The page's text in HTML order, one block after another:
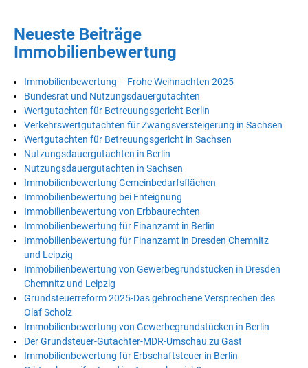
Neueste Beiträge
Immobilienbewertung
Immobilienbewertung – Frohe Weihnachten 2025
Bundesrat und Nutzungsdauergutachten
Wertgutachten für Betreuungsgericht Berlin
Verkehrswertgutachten für Zwangsversteigerung in Sachsen
Wertgutachten für Betreuungsgericht in Sachsen
Nutzungsdauergutachten in Berlin
Nutzungsdauergutachten in Sachsen
Immobilienbewertung Gemeinbedarfsflächen
Immobilienbewertung bei Enteignung
Immobilienbewertung von Erbbaurechten
Immobilienbewertung für Finanzamt in Berlin
Immobilienbewertung für Finanzamt in Dresden Chemnitz
und Leipzig
Immobilienbewertung von Gewerbegrundstücken in Dresden
Chemnitz und Leipzig
Grundsteuerreform 2025-Das gebrochene Versprechen des
Olaf Scholz
Immobilienbewertung von Gewerbegrundstücken in Berlin
Der Grundsteuer-Gutachter-MDR-Umschau zu Gast
Immobilienbewertung für Erbschaftsteuer in Berlin